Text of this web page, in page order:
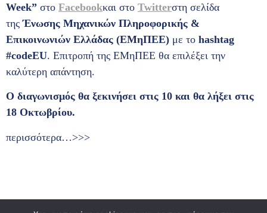
Week” στο Facebookκαι στο Twitterστη σελίδα
τηςΈνωσης Μηχανικών Πληροφορικής &
Επικοινωνιών Ελλάδας (ΕΜηΠΕΕ) με το hashtag
#codeEU. Επιτροπή της ΕΜηΠΕΕ θα επιλέξει την
καλύτερη απάντηση.
Ο διαγωνισμός θα ξεκινήσει στις 10 και θα λήξει στις
18 Οκτωβρίου.
περισσότερα…>>>